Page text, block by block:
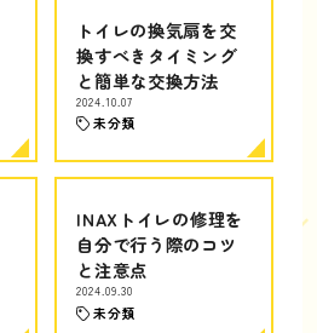
トイレの換気扇を交
換すべきタイミング
と簡単な交換方法
2024.10.07
未分類
INAXトイレの修理を
自分で行う際のコツ
と注意点
2024.09.30
未分類